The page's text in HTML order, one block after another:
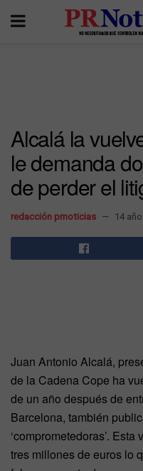
Alcalá la
le demanda
de perder el
redacción prnoticias 14
Juan Antonio Alcalá,
de la Cadena Cope ha
de un año después de
Barcelona, también
‘comprometedoras’.
tres millones de euros lo